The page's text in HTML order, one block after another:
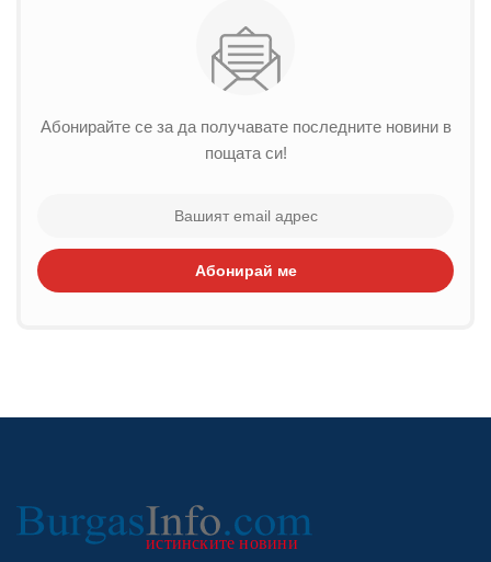
Абонирайте се за да получавате последните новини в
пощата си!
Абонирай ме